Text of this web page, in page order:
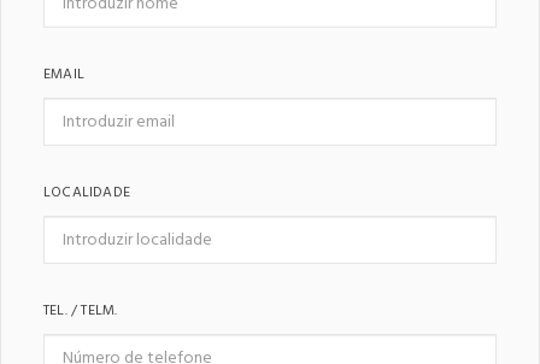
EMAIL
LOCALIDADE
TEL. / TELM.